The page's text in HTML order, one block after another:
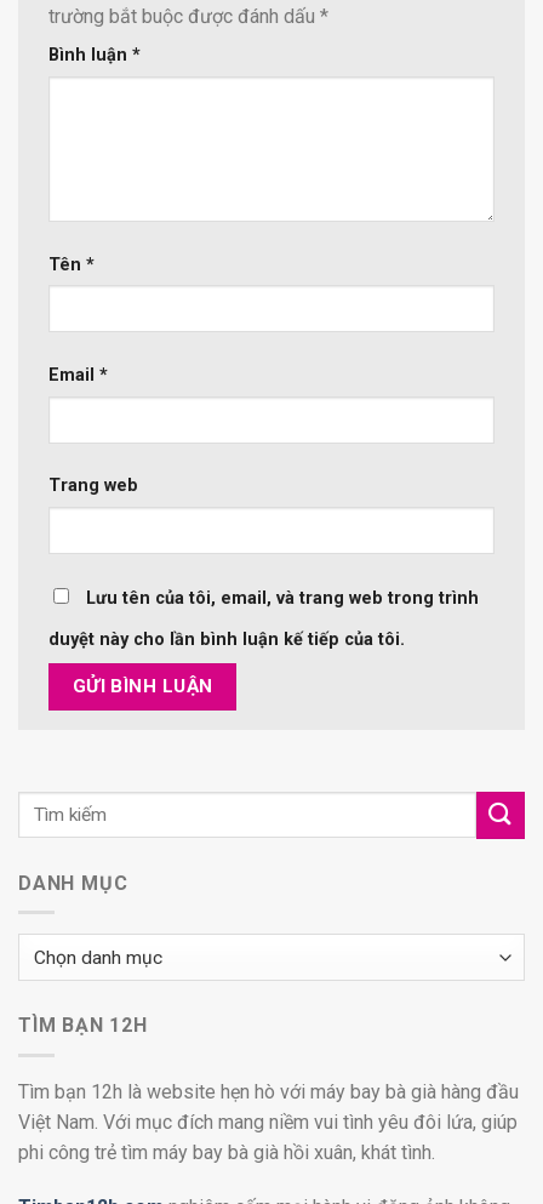
trường bắt buộc được đánh dấu *
Bình luận *
Tên *
Email *
Trang web
Lưu tên của tôi, email, và trang web trong trình
duyệt này cho lần bình luận kế tiếp của tôi.
DANH MỤC
Danh
TÌM BẠN 12H
Tìm bạn 12h là website hẹn hò với máy bay bà già hàng đầu
Việt Nam. Với mục đích mang niềm vui tình yêu đôi lứa, giúp
phi công trẻ tìm máy bay bà già hồi xuân, khát tình.